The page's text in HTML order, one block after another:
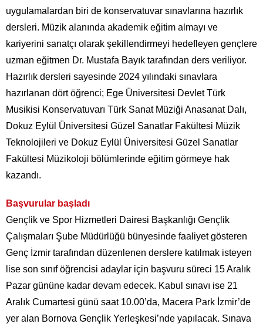
uygulamalardan biri de konservatuvar sınavlarına hazırlık
dersleri. Müzik alanında akademik eğitim almayı ve
kariyerini sanatçı olarak şekillendirmeyi hedefleyen gençlere
uzman eğitmen Dr. Mustafa Bayık tarafından ders veriliyor.
Hazırlık dersleri sayesinde 2024 yılındaki sınavlara
hazırlanan dört öğrenci; Ege Üniversitesi Devlet Türk
Musikisi Konservatuvarı Türk Sanat Müziği Anasanat Dalı,
Dokuz Eylül Üniversitesi Güzel Sanatlar Fakültesi Müzik
Teknolojileri ve Dokuz Eylül Üniversitesi Güzel Sanatlar
Fakültesi Müzikoloji bölümlerinde eğitim görmeye hak
kazandı.
Başvurular başladı
Gençlik ve Spor Hizmetleri Dairesi Başkanlığı Gençlik
Çalışmaları Şube Müdürlüğü bünyesinde faaliyet gösteren
Genç İzmir tarafından düzenlenen derslere katılmak isteyen
lise son sınıf öğrencisi adaylar için başvuru süreci 15 Aralık
Pazar gününe kadar devam edecek. Kabul sınavı ise 21
Aralık Cumartesi günü saat 10.00’da, Macera Park İzmir’de
yer alan Bornova Gençlik Yerleşkesi’nde yapılacak. Sınava